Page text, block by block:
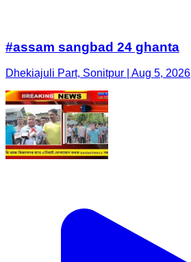
#assam sangbad 24 ghanta
Dhekiajuli Part, Sonitpur | Aug 5, 2026